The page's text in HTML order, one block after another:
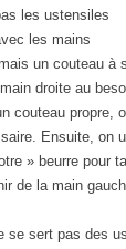
les ustensiles
les mains
un couteau à
droite au
couteau propre,
Ensuite, on
» beurre pour
de la main
se sert pas des